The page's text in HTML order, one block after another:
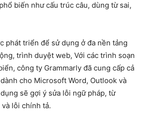
biến như cấu trúc câu, dùng từ sai,
phát triển để sử dụng ở đa nền tảng
trình duyệt web, Với các trình soạn
công ty Grammarly đã cung cấp cả
cho Microsoft Word, Outlook và
sẽ gợi ý sửa lỗi ngữ pháp, từ
lỗi chính tả.